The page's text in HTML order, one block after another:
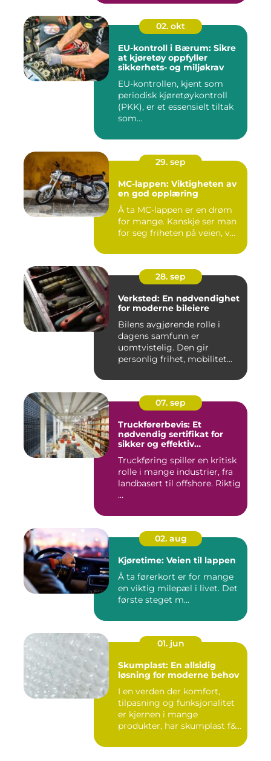
02. okt
EU-kontroll i Bærum: Sikre
at kjøretøy oppfyller
sikkerhets- og miljøkrav
EU-kontrollen, kjent som
periodisk kjøretøykontroll
(PKK), er et essensielt tiltak
som...
29. sep
MC-lappen: Viktigheten av
en god opplæring
Å ta MC-lappen er en drøm
for mange. Kanskje ser man
for seg friheten på veien, v...
28. sep
Verksted: En nødvendighet
for moderne bileiere
Bilens avgjørende rolle i
dagens samfunn er
uomtvistelig. Den gir
personlig frihet, mobilitet...
07. sep
Truckførerbevis: Et
nødvendig sertifikat for
sikker og effektiv
Truckføring spiller en kritisk
rolle i mange industrier, fra
landbasert til offshore. Riktig
...
02. aug
Kjøretime: Veien til lappen
Å ta førerkort er for mange
en viktig milepæl i livet. Det
første steget m...
01. jun
Skumplast: En allsidig
løsning for moderne behov
I en verden der komfort,
tilpasning og funksjonalitet
er kjernen i mange
produkter, har skumplast f&...